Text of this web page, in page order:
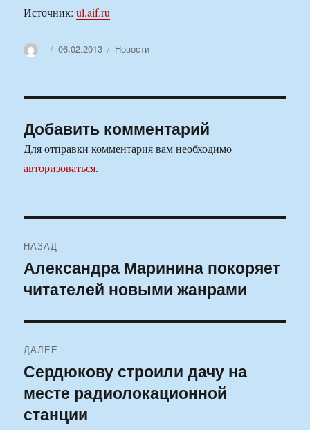
Источник:ul.aif.ru
АвторОпубликовано
06.02.2013 Рубрики
Новости
Добавить комментарий
Для отправки комментария вам необходимо
авторизоваться.
по
записям
НАЗАД
Предыдущая
запись:
Александра Маринина покоряет
читателей новыми жанрами
ДАЛЕЕ
Следующая
запись:
Сердюкову строили дачу на
месте радиолокационной
станции